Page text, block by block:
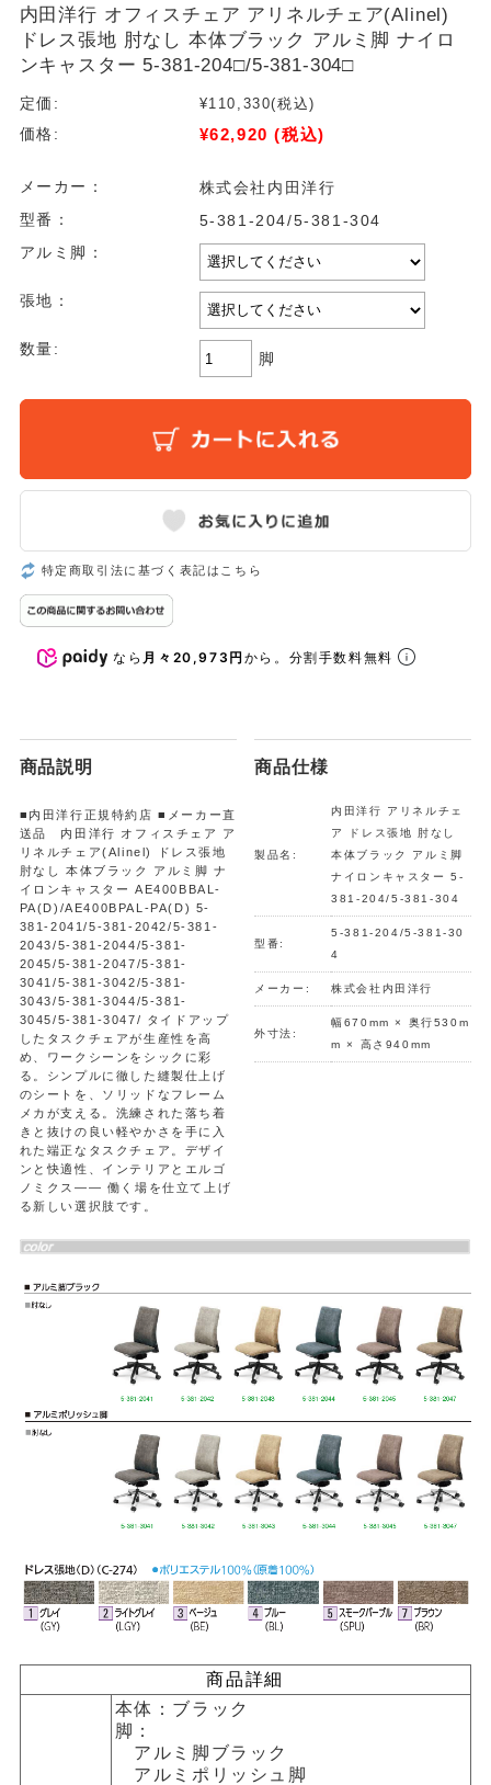
内田洋行 オフィスチェア アリネルチェア(Alinel)
ドレス張地 肘なし 本体ブラック アルミ脚 ナイロ
ンキャスター 5-381-204□/5-381-304□
定価: ¥110,330(税込)
価格:
¥62,920 (税込)
メーカー：
株式会社内田洋行
型番：
5-381-204/5-381-304
アルミ脚：
張地：
数量:
脚
特定商取引法に基づく表記はこちら
なら 月々20,973円から。分割手数料無料
商品説明
■内田洋行正規特約店 ■メーカー直
送品 内田洋行 オフィスチェア ア
リネルチェア(Alinel) ドレス張地
肘なし 本体ブラック アルミ脚 ナ
イロンキャスター AE400BBAL-
PA(D)/AE400BPAL-PA(D) 5-
381-2041/5-381-2042/5-381-
2043/5-381-2044/5-381-
2045/5-381-2047/5-381-
3041/5-381-3042/5-381-
3043/5-381-3044/5-381-
3045/5-381-3047/ タイドアップ
したタスクチェアが生産性を高
め、ワークシーンをシックに彩
る。シンプルに徹した縫製仕上げ
のシートを、ソリッドなフレーム
メカが支える。洗練された落ち着
きと抜けの良い軽やかさを手に入
れた端正なタスクチェア。デザイ
ンと快適性、インテリアとエルゴ
ノミクス―― 働く場を仕立て上げ
る新しい選択肢です。
商品仕様
製品名:
内田洋行 アリネルチェ
ア ドレス張地 肘なし
本体ブラック アルミ脚
ナイロンキャスター 5-
381-204/5-381-304
型番:
5-381-204/5-381-30
4
メーカー: 株式会社内田洋行
外寸法:
幅670mm × 奥行530m
m × 高さ940mm
商品詳細
本体：ブラック
脚：
アルミ脚ブラック
アルミポリッシュ脚